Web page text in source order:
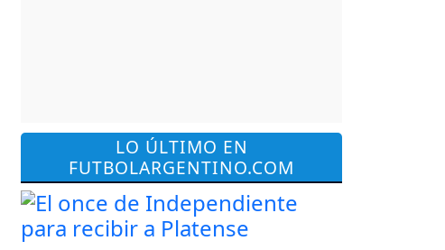
LO ÚLTIMO EN
FUTBOLARGENTINO.COM